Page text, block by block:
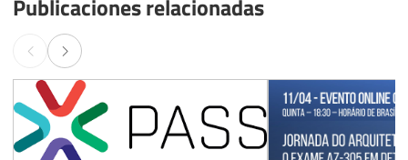
Publicaciones relacionadas